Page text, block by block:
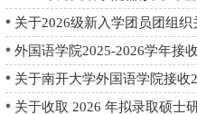
关于2026级新入学团员团组织
外国语学院2025-2026学年接
关于南开大学外国语学院接收
关于收取 2026 年拟录取硕士